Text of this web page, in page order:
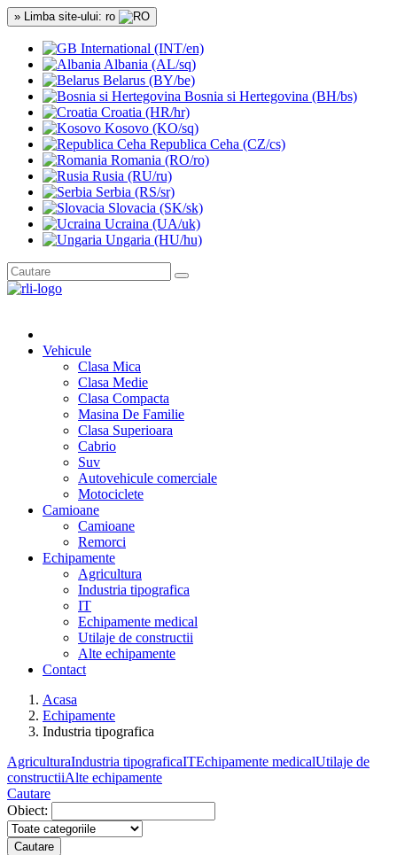
» Limba site-ului: ro
International (INT/en)
Albania (AL/sq)
Belarus (BY/be)
Bosnia si Hertegovina (BH/bs)
Croatia (HR/hr)
Kosovo (KO/sq)
Republica Ceha (CZ/cs)
Romania (RO/ro)
Rusia (RU/ru)
Serbia (RS/sr)
Slovacia (SK/sk)
Ucraina (UA/uk)
Ungaria (HU/hu)
Vehicule
Clasa Mica
Clasa Medie
Clasa Compacta
Masina De Familie
Clasa Superioara
Cabrio
Suv
Autovehicule comerciale
Motociclete
Camioane
Camioane
Remorci
Echipamente
Agricultura
Industria tipografica
IT
Echipamente medical
Utilaje de constructii
Alte echipamente
Contact
Acasa
Echipamente
Industria tipografica
AgriculturaIndustria tipograficaITEchipamente medicalUtilaje de
constructiiAlte echipamente
Cautare
Obiect:
Cautare